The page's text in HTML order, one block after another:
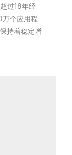
过18年经
万个应用程
持着稳定增